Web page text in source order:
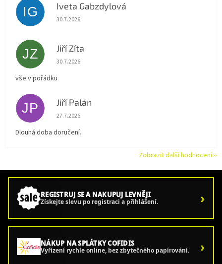
IG Iveta Gabzdylová
Hodnocení obchodu je 5 z 5 hvězdiček.
30.7.2026
JZ Jiří Zíta
Hodnocení obchodu je 5 z 5 hvězdiček.
30.7.2026
vše v pořádku
JP Jiří Palán
Hodnocení obchodu je 5 z 5 hvězdiček.
27.7.2026
Dlouhá doba doručení.
Zobrazit další hodnocení
REGISTRUJ SE A NAKUPUJ LEVNĚJI
Získejte slevu po registraci a přihlášení. ›
NÁKUP NA SPLÁTKY COFIDIS
Vyřízení rychle online, bez zbytečného papírování. ›